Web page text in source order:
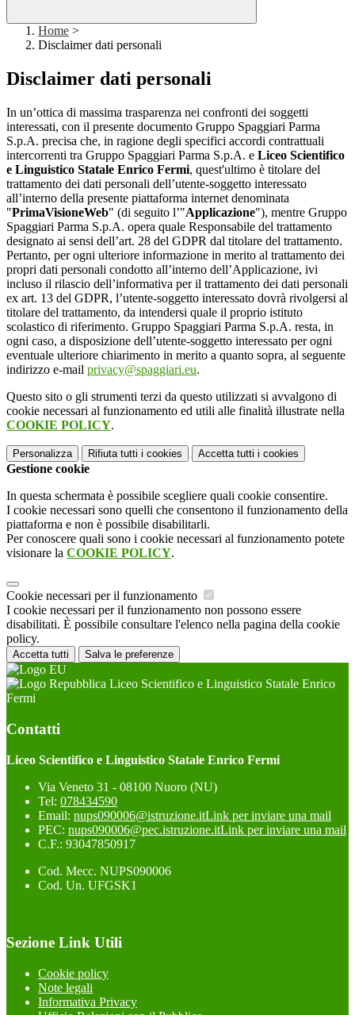
Home >
Disclaimer dati personali
Disclaimer dati personali
In un’ottica di massima trasparenza nei confronti dei soggetti
interessati, con il presente documento Gruppo Spaggiari Parma
S.p.A. precisa che, in ragione degli specifici accordi contrattuali
intercorrenti tra Gruppo Spaggiari Parma S.p.A. e Liceo Scientifico
e Linguistico Statale Enrico Fermi, quest'ultimo è titolare del
trattamento dei dati personali dell’utente-soggetto interessato
all’interno della presente piattaforma internet denominata
"PrimaVisioneWeb" (di seguito l’"Applicazione"), mentre Gruppo
Spaggiari Parma S.p.A. opera quale Responsabile del trattamento
designato ai sensi dell’art. 28 del GDPR dal titolare del trattamento.
Pertanto, per ogni ulteriore informazione in merito al trattamento dei
propri dati personali condotto all’interno dell’Applicazione, ivi
incluso il rilascio dell’informativa per il trattamento dei dati personali
ex art. 13 del GDPR, l’utente-soggetto interessato dovrà rivolgersi al
titolare del trattamento, da intendersi quale il proprio istituto
scolastico di riferimento. Gruppo Spaggiari Parma S.p.A. resta, in
ogni caso, a disposizione dell’utente-soggetto interessato per ogni
eventuale ulteriore chiarimento in merito a quanto sopra, al seguente
indirizzo e-mail privacy@spaggiari.eu.
Questo sito o gli strumenti terzi da questo utilizzati si avvalgono di
cookie necessari al funzionamento ed utili alle finalità illustrate nella
COOKIE POLICY.
Personalizza Rifiuta tutti i cookies Accetta tutti i cookies
Gestione cookie
In questa schermata è possibile scegliere quali cookie consentire.
I cookie necessari sono quelli che consentono il funzionamento della
piattaforma e non è possibile disabilitarli.
Per conoscere quali sono i cookie necessari al funzionamento potete
visionare la COOKIE POLICY.
Cookie necessari per il funzionamento
I cookie necessari per il funzionamento non possono essere
disabilitati. È possibile consultare l'elenco nella pagina della cookie
policy.
Accetta tutti Salva le preferenze
Liceo Scientifico e Linguistico Statale Enrico
Fermi
Contatti
Liceo Scientifico e Linguistico Statale Enrico Fermi
Via Veneto 31 - 08100 Nuoro (NU)
Tel: 078434590
Email: nups090006@istruzione.itLink per inviare una mail
PEC: nups090006@pec.istruzione.itLink per inviare una mail
C.F.: 93047850917
Cod. Mecc. NUPS090006
Cod. Un. UFGSK1
Sezione Link Utili
Cookie policy
Note legali
Informativa Privacy